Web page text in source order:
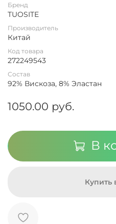
Бренд
TUOSITE
Производитель
Китай
Код товара
272249543
Состав
92% Вискоза, 8% Эластан
1050.00 руб.
В
Купить